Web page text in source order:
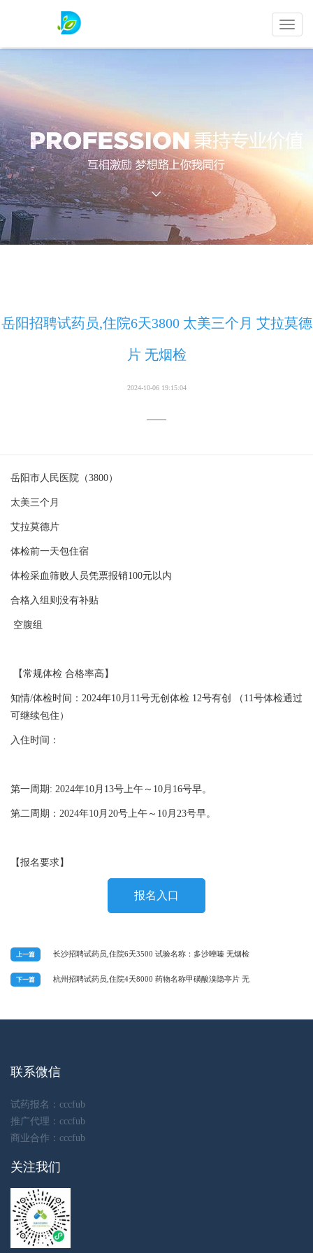
极
康
岳阳招聘试药员,住院6天3800 太美三个月 艾拉莫德
片 无烟检
2024-10-06 19:15:04
——
岳阳市人民医院（3800）
太美三个月
艾拉莫德片
体检前一天包住宿
体检采血筛败人员凭票报销100元以内
合格入组则没有补贴
空腹组
【常规体检 合格率高】
知情/体检时间：2024年10月11号无创体检 12号有创 （11号体检通过
可继续包住）
入住时间：
第一周期: 2024年10月13号上午～10月16号早。
第二周期：2024年10月20号上午～10月23号早。
【报名要求】
报名入口
上一篇 长沙招聘试药员,住院6天3500 试验名称：多沙唑嗪 无烟检
下一篇 杭州招聘试药员,住院4天8000 药物名称甲磺酸溴隐亭片 无
联系微信
试药报名：cccfub
推广代理：cccfub
商业合作：cccfub
关注我们